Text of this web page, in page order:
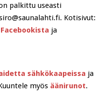
palkittu useasti
Kotisivut:
Facebookista ja
sähkökaapeissa ja
myös äänirunot.